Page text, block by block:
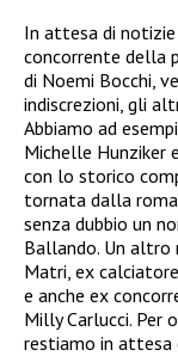
In attesa di
concorrente della
di Noemi Bocchi,
indiscrezioni, gli
Abbiamo ad
Michelle Hunziker
con lo storico
tornata dalla
senza dubbio un
Ballando. Un altro
Matri, ex
e anche ex
Milly Carlucci. Per
restiamo in attesa